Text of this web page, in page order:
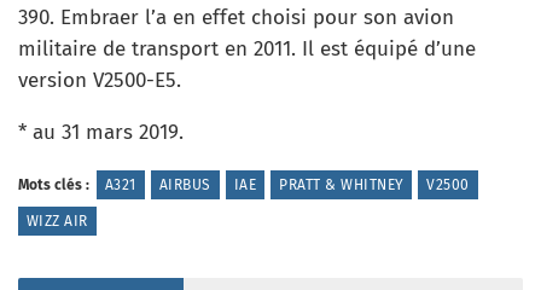
390. Embraer l’a en effet choisi pour son avion
militaire de transport en 2011. Il est équipé d’une
version V2500-E5.
* au 31 mars 2019.
Mots clés : A321 AIRBUS IAE PRATT & WHITNEY V2500
WIZZ AIR